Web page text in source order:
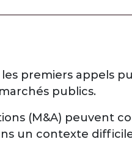
premiers appels
publics.
(M&A) peuvent
un contexte